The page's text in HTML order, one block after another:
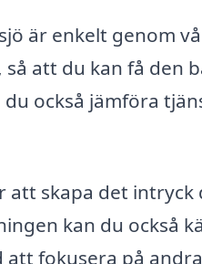
är enkelt genom
att du kan få den
också jämföra
att skapa det intryck
kan du också
fokusera på